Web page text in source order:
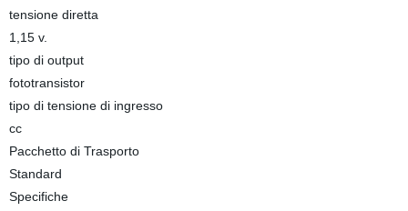
tensione diretta
1,15 v.
tipo di output
fototransistor
tipo di tensione di ingresso
cc
Pacchetto di Trasporto
Standard
Specifiche